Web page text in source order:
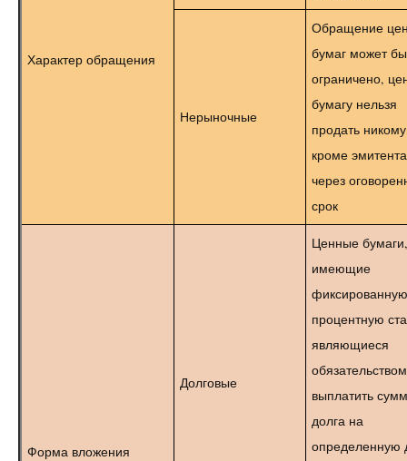
Характер обращения
Нерыночные
Обращение
бумаг может
ограничено,
бумагу нельзя
продать
кроме
через
срок
Форма вложения
Долговые
Ценные бумаги,
имеющие
фиксированную
процентную
являющиеся
обязательством
выплатить
долга на
определенную